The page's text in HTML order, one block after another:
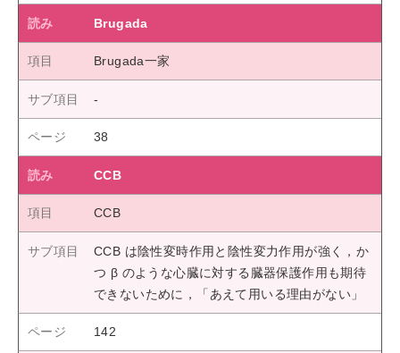
Brugada
Brugada一家
38
CCB
CCB
CCB は陰性変時作用と陰性変力作用が強く，か
つ β のような心臓に対する臓器保護作用も期待
できないために，「あえて用いる理由がない」
142